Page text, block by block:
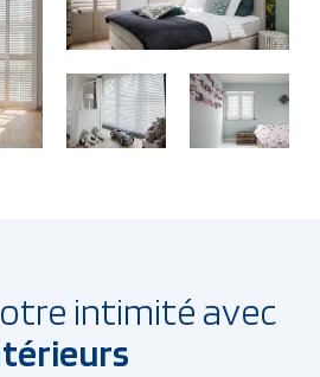
intimité avec